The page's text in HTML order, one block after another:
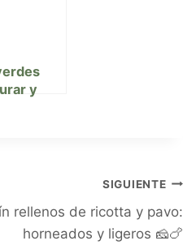
y
SIGUIENTE
rellenos de ricotta y pavo:
horneados y ligeros 🧀🍗